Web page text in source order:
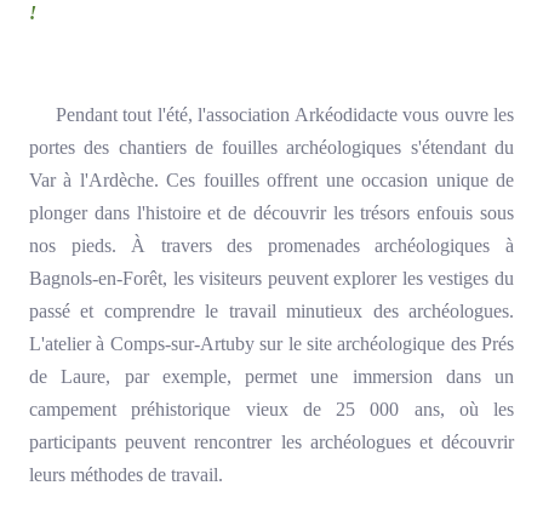
!
Pendant tout l'été, l'association Arkéodidacte vous ouvre les
portes des chantiers de fouilles archéologiques s'étendant du
Var à l'Ardèche. Ces fouilles offrent une occasion unique de
plonger dans l'histoire et de découvrir les trésors enfouis sous
nos pieds. À travers des promenades archéologiques à
Bagnols-en-Forêt, les visiteurs peuvent explorer les vestiges du
passé et comprendre le travail minutieux des archéologues.
L'atelier à Comps-sur-Artuby sur le site archéologique des Prés
de Laure, par exemple, permet une immersion dans un
campement préhistorique vieux de 25 000 ans, où les
participants peuvent rencontrer les archéologues et découvrir
leurs méthodes de travail.